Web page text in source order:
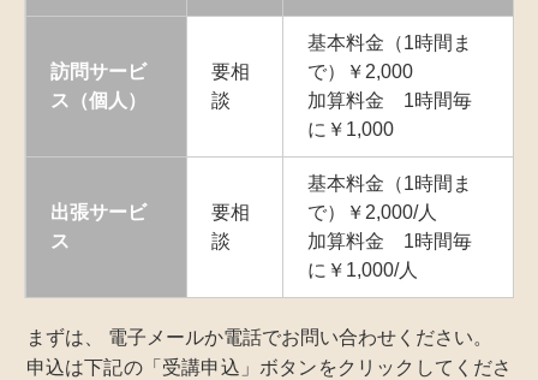
訪問サービ
ス（個人）
要相
談
基本料金（1時間ま
で）￥2,000
加算料金 1時間毎
に￥1,000
出張サービ
ス
要相
談
基本料金（1時間ま
で）￥2,000/人
加算料金 1時間毎
に￥1,000/人
まずは、 電子メールか電話でお問い合わせください。
申込は下記の「受講申込」ボタンをクリックしてくださ